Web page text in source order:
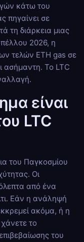
κάτω του
πηγαίνει σε
τη διάρκεια μιας
2026, η
τελών ETH gas σε
ασήμαντη. Το LTC
είναι
LTC
του Παγκοσμίου
Οι
από ένα
Εάν η ανάληψή
ακόμα, ή η
το
του